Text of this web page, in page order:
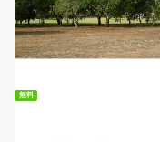
無料ダウンロード
無料